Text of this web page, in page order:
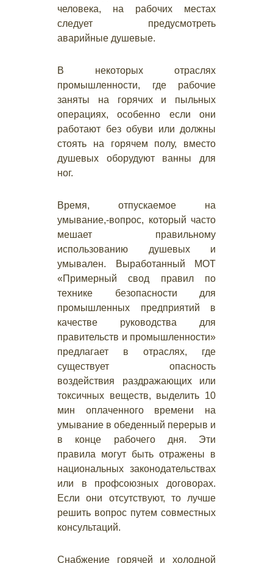
человека, на рабочих местах
следует предусмотреть
аварийные душевые.
В некоторых отраслях
промышленности, где рабочие
заняты на горячих и пыльных
операциях, особенно если они
работают без обуви или должны
стоять на горячем полу, вместо
душевых оборудуют ванны для
ног.
Время, отпускаемое на
умывание,-вопрос, который часто
мешает правильному
использованию душевых и
умывален. Выработанный МОТ
«Примерный свод правил по
технике безопасности для
промышленных предприятий в
качестве руководства для
правительств и промышленности»
предлагает в отраслях, где
существует опасность
воздействия раздражающих или
токсичных веществ, выделить 10
мин оплаченного времени на
умывание в обеденный перерыв и
в конце рабочего дня. Эти
правила могут быть отражены в
национальных законодательствах
или в профсоюзных договорах.
Если они отсутствуют, то лучше
решить вопрос путем совместных
консультаций.
Снабжение горячей и холодной